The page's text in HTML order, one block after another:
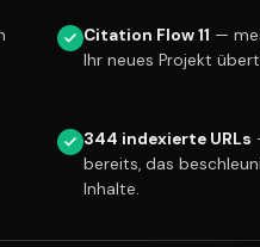
Citation Flow 11 —
Ihr neues Projekt
344 indexierte URLs
bereits, das
Inhalte.